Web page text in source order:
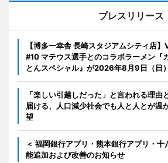
プレスリリース
【博多一幸舎 長崎スタジアムシティ店
#10 マテウス選手とのコラボラーメン『
とんスペシャル』が2026年8月9日（日
「楽しい引越しだった」と言われる理由
届ける、人口減少社会でも人と人とが温
望
＜ 福岡銀行アプリ・熊本銀行アプリ・
能追加および改善のお知らせ